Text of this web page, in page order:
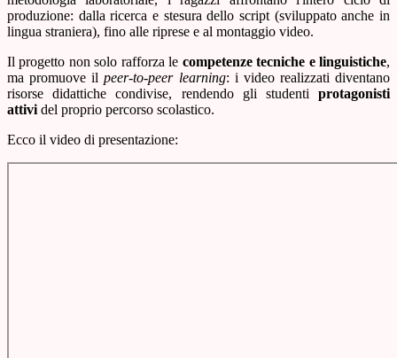
produzione: dalla ricerca e stesura dello script (sviluppato anche in
lingua straniera), fino alle riprese e al montaggio video.
Il progetto non solo rafforza le competenze tecniche e linguistiche,
ma promuove ilpeer-to-peer learning: i video realizzati diventano
risorse didattiche condivise, rendendo gli studenti protagonisti
attivi del proprio percorso scolastico.
Ecco il video di presentazione: